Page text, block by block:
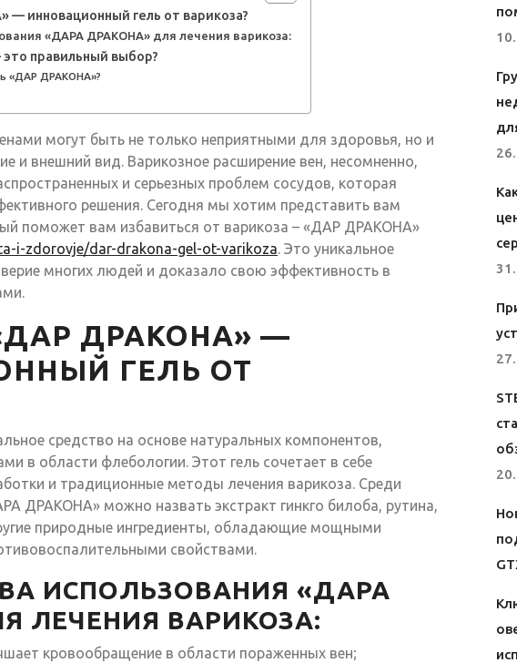
инновационный гель от варикоза?
«ДАРА ДРАКОНА» для лечения варикоза:
правильный выбор?
«ДАР ДРАКОНА»?
могут быть не только неприятными для здоровья, но и
и внешний вид. Варикозное расширение вен, несомненно,
и серьезных проблем сосудов, которая
решения. Сегодня мы хотим представить вам
поможет вам избавиться от варикоза – «ДАР ДРАКОНА»
i-zdorovje/dar-drakona-gel-ot-varikoza. Это уникальное
многих людей и доказало свою эффективность в
ДРАКОНА» —
ГЕЛЬ ОТ
средство на основе натуральных компонентов,
в области флебологии. Этот гель сочетает в себе
и традиционные методы лечения варикоза. Среди
ДРАКОНА» можно назвать экстракт гинкго билоба, рутина,
природные ингредиенты, обладающие мощными
свойствами.
ИСПОЛЬЗОВАНИЯ «ДАРА
ЛЕЧЕНИЯ ВАРИКОЗА:
кровообращение в области пораженных вен;